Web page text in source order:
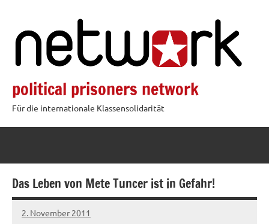
springen
political prisoners network
Für die internationale Klassensolidarität
Das Leben von Mete Tuncer ist in Gefahr!
2. November 2011
admin